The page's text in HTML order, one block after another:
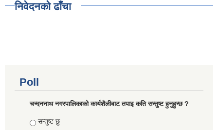
निवेदनको ढाँचा
Poll
चन्दननाथ नगरपालिकाको कार्यशैलीबाट तपाइ कति सन्तुष्ट हुनुहुन्छ ?
Choices
सन्तुष्ट छु